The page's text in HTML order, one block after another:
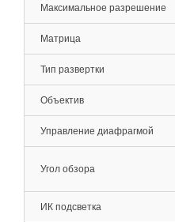
Максимальное разрешение
Матрица
Тип развертки
Объектив
Управление диафрагмой
Угол обзора
ИК подсветка